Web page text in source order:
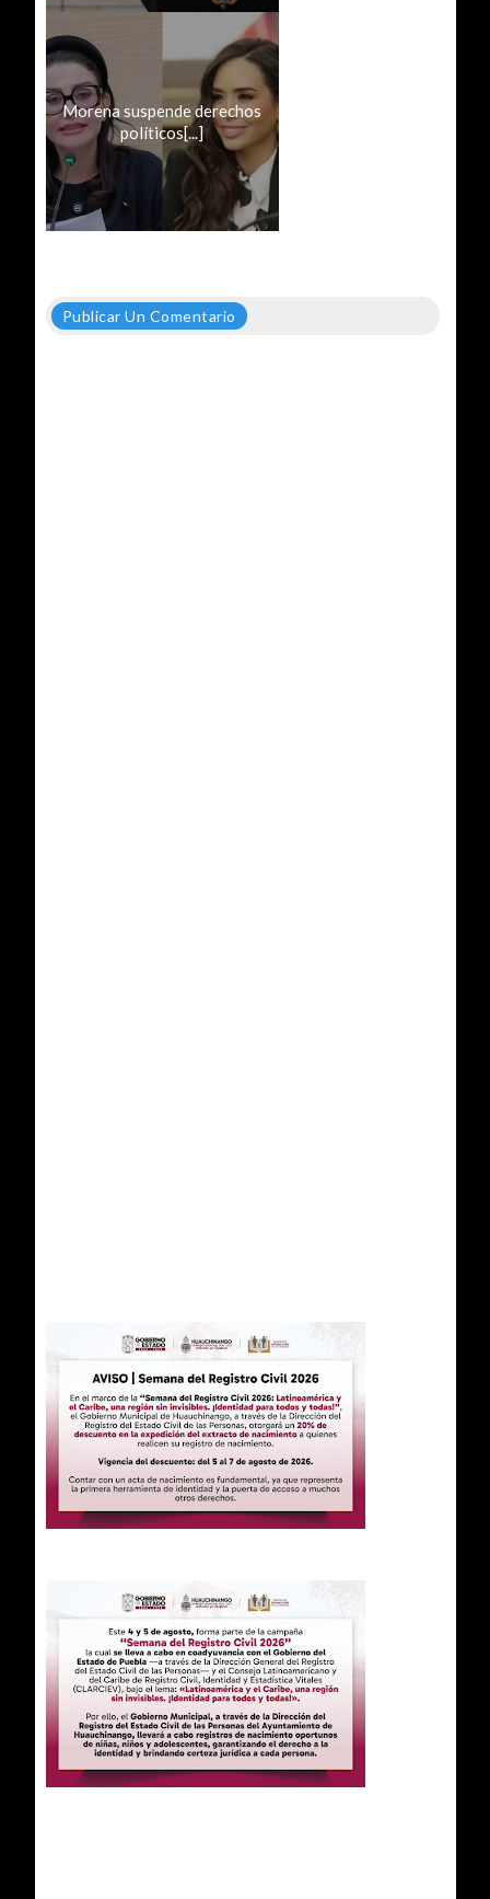
Morena suspende derechos
políticos[...]
Publicar Un Comentario